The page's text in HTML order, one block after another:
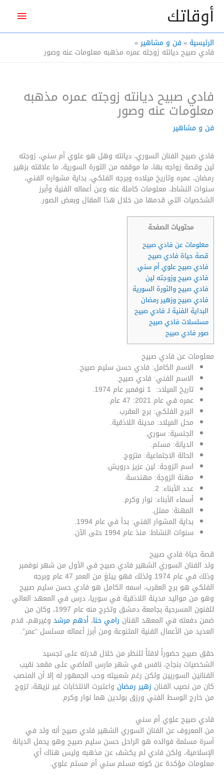
تخطي
المحتوىأوقاتك
الرئيسية فن و مشاهير
فادي صبيح ديانته زوجته عمره مذهبه معلومات عنه وصور
فادي صبيح ديانته زوجته عمره مذهبه
معلومات عنه وصور
فن و مشاهير
فادي صبيح الفنان السوري، ديانته وهل هو علوي أم سني، زوجته
لين وقصة زواجه بها، ما موقفه من الثورة السورية، ما علاقته بزهير
رمضان، عمره وتاريخ ميلاده وبرجه الفلكي، بداية مشواره الفني،
سنوات النشاط، معلومات كاملة عنه وعن أعماله الفنية وأبرز
الشخصيات التي قدمها من خلال هذا المقال وبعض الصور.
محتويات الصفحة
معلومات عن فادي صبيح
قصة حياة فادي صبيح
فادي صبيح علوي أم سني
فادي صبيح وزوجته لين
فادي صبيح والثورة السورية
فادي صبيح وزهير رمضان
البداية الفنية لـ فادي صبيح
مسلسلات فادي صبيح
صور فادي صبيح
معلومات عن فادي صبيح
الاسم الكامل: فادي حسن سليم صبيح.
الاسم الفني: فادي صبيح.
تاريخ الميلاد: 1 نوفمبر عام 1974.
عمره في عام 2021: 47 عام.
البرج الفلكي: برج العقرب.
محل الميلاد: مدينة اللاذقية.
الجنسية: سوري.
الديانة: مسلم.
الحالة الاجتماعية: متزوج.
اسم الزوجة: لين عزيز درويش.
مهنة الزوجة: مهندسة.
عدد الأبناء: 2.
أسماء الأبناء: نوار وكرم.
المهنة: ممثل.
بداية المشوار الفني: بدأ في عام 1994.
سنوات النشاط: منذ عام 1994 حتى الآن.
قصة حياة فادي صبيح
ولد الفنان السوري الشهير فادي صبيح في الأول من شهر نوفمبر
وذلك في عام 1974 ولذلك فهو يبلغ من العمر 47 عام وبرجه
الفلكي هو برج العقرب، اسمه الكامل هو فادي حسن سليم صبيح
وهو من مواليد مدينة اللاذقية في سوريا، درس في المعهد العالي
للفنون المسرحية بجامعة دمشق وتخرج منه عام 1997، وكان من
ضمن دفعته في المعهد الفنان رامي حنا، أدهم مرشد وغيرهم، قدم
العديد من الأعمال الفنية المتنوعة ومن أبرز أعماله مسلسل “عمر”.
حقق صبيح حضوراً لافتاً للنظر من خلال قدرته على تجسيد
الشخصيات بنجاح، نافس في شهر مارس الماضي على مقعد نقيب
الفنانين السوريين ولكن رغم شعبيته وحب الجمهور له إلا أن المنصب
كان من نصيب الفنان زهير رمضان واعتبرت الانتخابات غير نزيهة، تزوج
من خارج الوسط الفني ورزق بولدين هما نوار وكرم.
فادي صبيح علوي أم سني
من المعروف عن الفنان السوري الشهير فادي صبيح أنه ولد في
أسرة مسلمة فوالده هو الراحل حسن سليم صبيح وهو يحمل الديانة
الإسلامية، ولكن فادي لم يكشف عن مذهبه وليس هناك أي
معلومات مؤكدة عن كونه مسلم سني أم مسلم علوي.